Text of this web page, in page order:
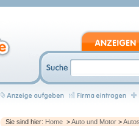
Sie sind hier: Home >Auto und Motor >